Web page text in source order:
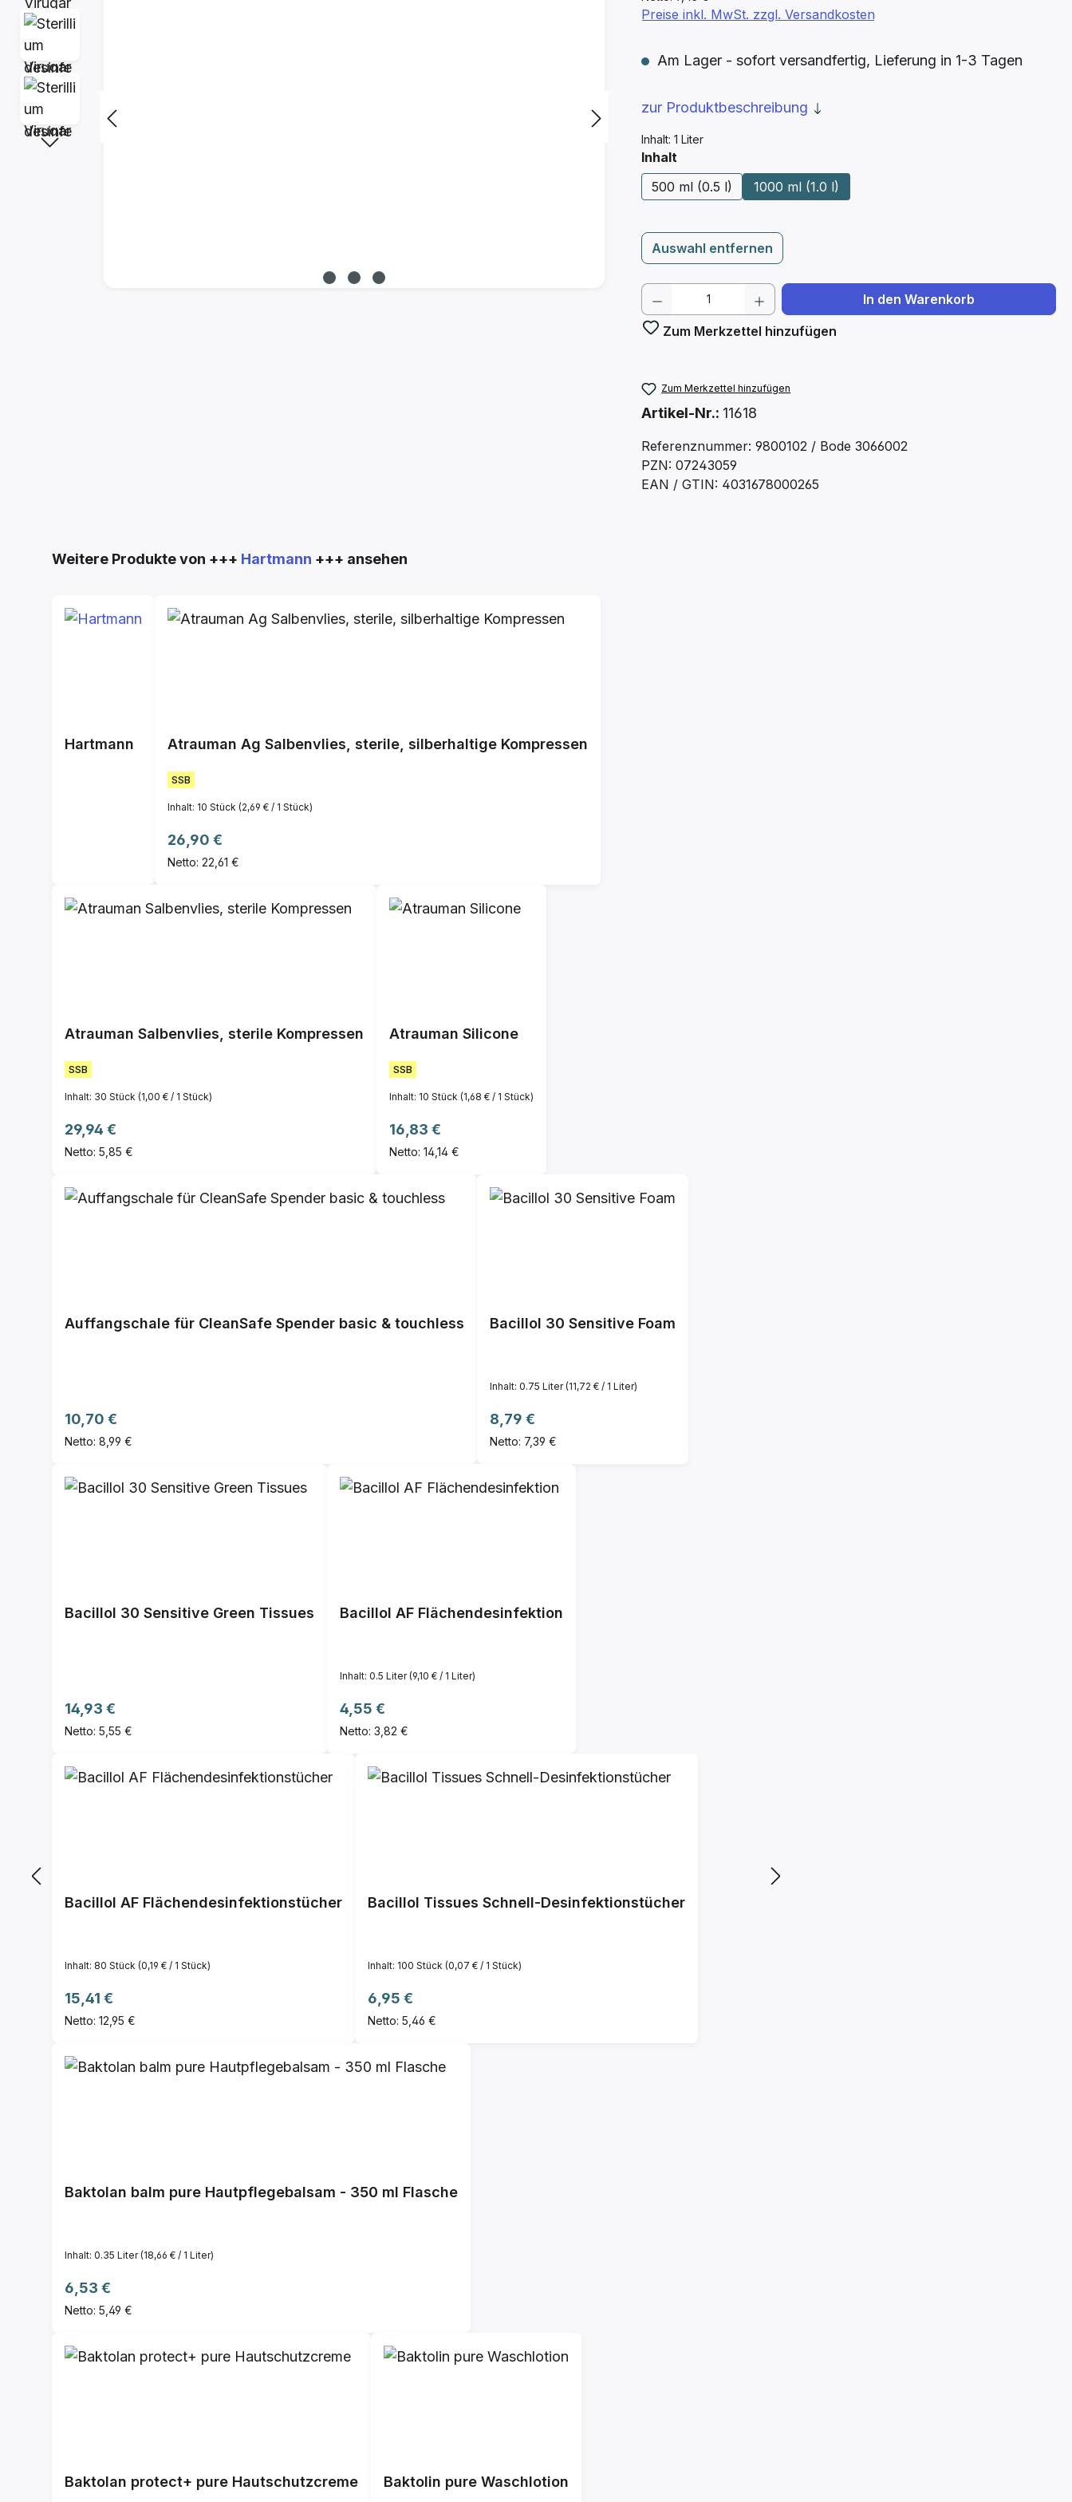
Inhalt: 1 Liter
Preise inkl. MwSt. zzgl. Versandkosten
Am Lager - sofort versandfertig, Lieferung in 1-3 Tagen
zur Produktbeschreibung
Inhalt
500 ml (0.5 l)
1000 ml (1.0 l)
Auswahl entfernen
Produkt Anzahl: Gib den gewünschten Wert
In den Warenkorb
Zum Merkzettel hinzufügen
Zum Merkzettel hinzufügen
Artikel-Nr.: 11618
Referenznummer: 9800102 / Bode 3066002
PZN: 07243059
EAN / GTIN: 4031678000265
Produktgalerie überspringen
Weitere Produkte von +++ Hartmann +++ ansehen
Hartmann Atrauman Ag Salbenvlies, sterile, silberhaltige Kompressen
SSB
Inhalt: 10 Stück (2,69 € / 1 Stück)
Regulärer Preis:
26,90 €
Netto: 22,61 €
Atrauman Salbenvlies, sterile Kompressen
SSB
Inhalt: 30 Stück (1,00 € / 1 Stück)
Regulärer Preis:
29,94 €
Netto: 5,85 €
Atrauman Silicone
SSB
Inhalt: 10 Stück (1,68 € / 1 Stück)
Regulärer Preis:
16,83 €
Netto: 14,14 €
Auffangschale für CleanSafe Spender basic & touchless
Regulärer Preis:
10,70 €
Netto: 8,99 €
Bacillol 30 Sensitive Foam
Inhalt: 0.75 Liter(11,72 € / 1 Liter)
Regulärer Preis:
8,79 €
Netto: 7,39 €
Bacillol 30 Sensitive Green Tissues
Regulärer Preis:
14,93 €
Netto: 5,55 €
Bacillol AF Flächendesinfektion
Inhalt: 0.5 Liter(9,10 € / 1 Liter)
Regulärer Preis:
4,55 €
Netto: 3,82 €
Bacillol AF Flächendesinfektionstücher
Inhalt: 80 Stück (0,19 € / 1 Stück)
Regulärer Preis:
15,41 €
Netto: 12,95 €
Bacillol Tissues Schnell-Desinfektionstücher
Inhalt: 100 Stück (0,07 € / 1 Stück)
Regulärer Preis:
6,95 €
Netto: 5,46 €
Baktolan balm pure Hautpflegebalsam - 350 ml Flasche
Inhalt: 0.35 Liter(18,66 € / 1 Liter)
Regulärer Preis:
6,53 €
Netto: 5,49 €
Baktolan protect+ pure Hautschutzcreme Baktolin pure Waschlotion